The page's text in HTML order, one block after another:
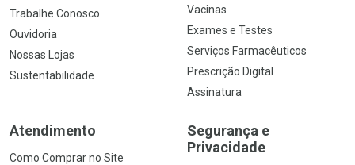
Trabalhe Conosco
Ouvidoria
Nossas Lojas
Sustentabilidade
Vacinas
Exames e Testes
Serviços Farmacêuticos
Prescrição Digital
Assinatura
Atendimento
Como Comprar no Site
Segurança e
Privacidade